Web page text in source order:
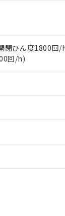
閉ひん度1800回/
回/h)